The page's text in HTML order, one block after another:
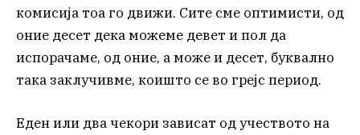
комисија тоа го движи. Сите сме оптимисти, од
оние десет дека можеме девет и пол да
испорачаме, од оние, а може и десет, буквално
така заклучивме, коишто се во грејс период.
Еден или два чекори зависат од учеството на